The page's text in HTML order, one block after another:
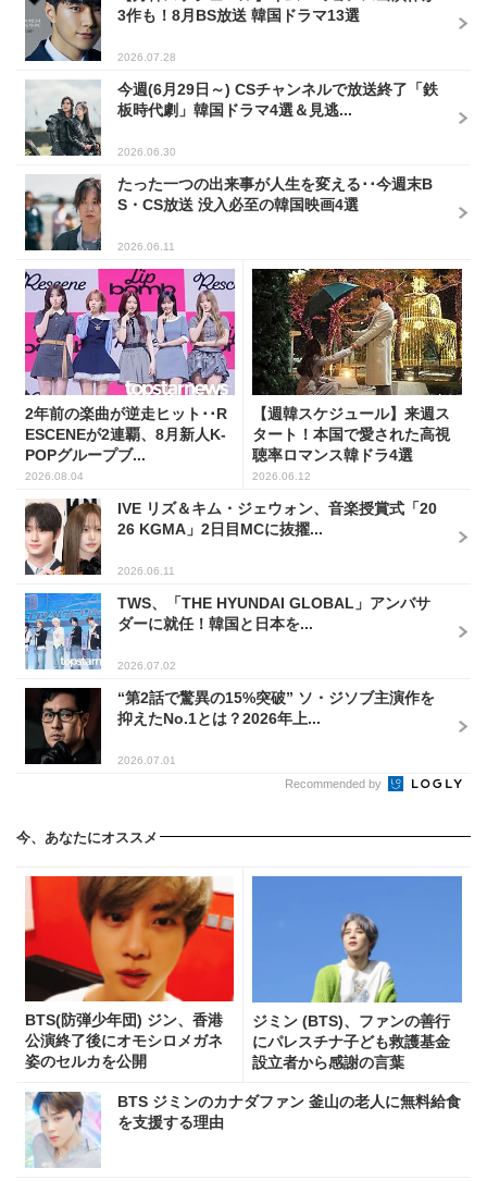
3作も！8月BS放送 韓国ドラマ13選
2026.07.28
今週(6月29日～) CSチャンネルで放送終了「鉄
板時代劇」韓国ドラマ4選＆見逃...
2026.06.30
たった一つの出来事が人生を変える･･今週末B
S・CS放送 没入必至の韓国映画4選
2026.06.11
2年前の楽曲が逆走ヒット･･R
ESCENEが2連覇、8月新人K-
POPグループブ...
2026.08.04
【週韓スケジュール】来週ス
タート！本国で愛された高視
聴率ロマンス韓ドラ4選
2026.06.12
IVE リズ＆キム・ジェウォン、音楽授賞式「20
26 KGMA」2日目MCに抜擢...
2026.06.11
TWS、「THE HYUNDAI GLOBAL」アンバサ
ダーに就任！韓国と日本を...
2026.07.02
“第2話で驚異の15%突破” ソ・ジソブ主演作を
抑えたNo.1とは？2026年上...
2026.07.01
Recommended by
今、あなたにオススメ
BTS(防弾少年団) ジン、香港
公演終了後にオモシロメガネ
姿のセルカを公開
ジミン (BTS)、ファンの善行
にパレスチナ子ども救護基金
設立者から感謝の言葉
BTS ジミンのカナダファン 釜山の老人に無料給食
を支援する理由